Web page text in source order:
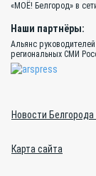
«МОЁ! Белгород» в
Наши партнёры:
Альянс руководителей
региональных СМИ
Новости
Карта сайта